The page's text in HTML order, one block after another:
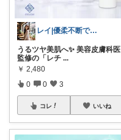
レイ|優柔不断で選べない🥲
うるツヤ美肌へ✨ 美容皮膚科医
監修の「レチ ...
￥ 2,480
0 0 3
コレ いいね